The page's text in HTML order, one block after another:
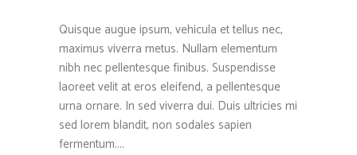
Quisque augue ipsum, vehicula et tellus nec,
maximus viverra metus. Nullam elementum
nibh nec pellentesque finibus. Suspendisse
laoreet velit at eros eleifend, a pellentesque
urna ornare. In sed viverra dui. Duis ultricies mi
sed lorem blandit, non sodales sapien
fermentum....